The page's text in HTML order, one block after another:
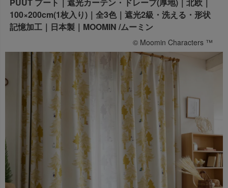
なお、今後の被害状況や交通規制などにより、対象地域や
サービスへの影響が変更となる場合がございます。
お客さまにはご不便をおかけいたしますが、何卒ご理解賜
詳しくはこちら
商品の出荷は2026年8月18日(火) 以降となります。
→オーダー商品など、詳しくはこちらから
100×200cm(1枚入り)｜全3色｜遮光2級・洗える・形状
記憶加工｜日本製｜MOOMIN /ムーミン
© Moomin Characters ™